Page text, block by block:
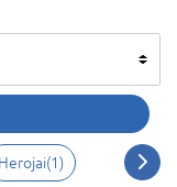
Herojai(1)